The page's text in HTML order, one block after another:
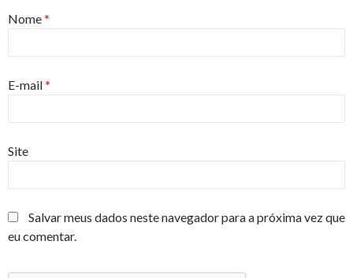
Nome*
E-mail*
Site
Salvar meus dados neste navegador para a próxima vez que
eu comentar.